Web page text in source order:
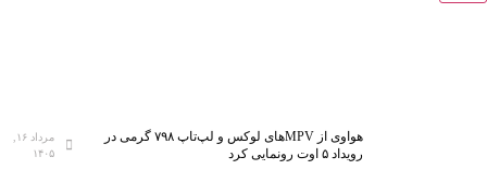
هواوی از MPVهای لوکس و لپ‌تاپ ۷۹۸ گرمی در
رویداد ۵ اوت رونمایی کرد
۱۴۰۵